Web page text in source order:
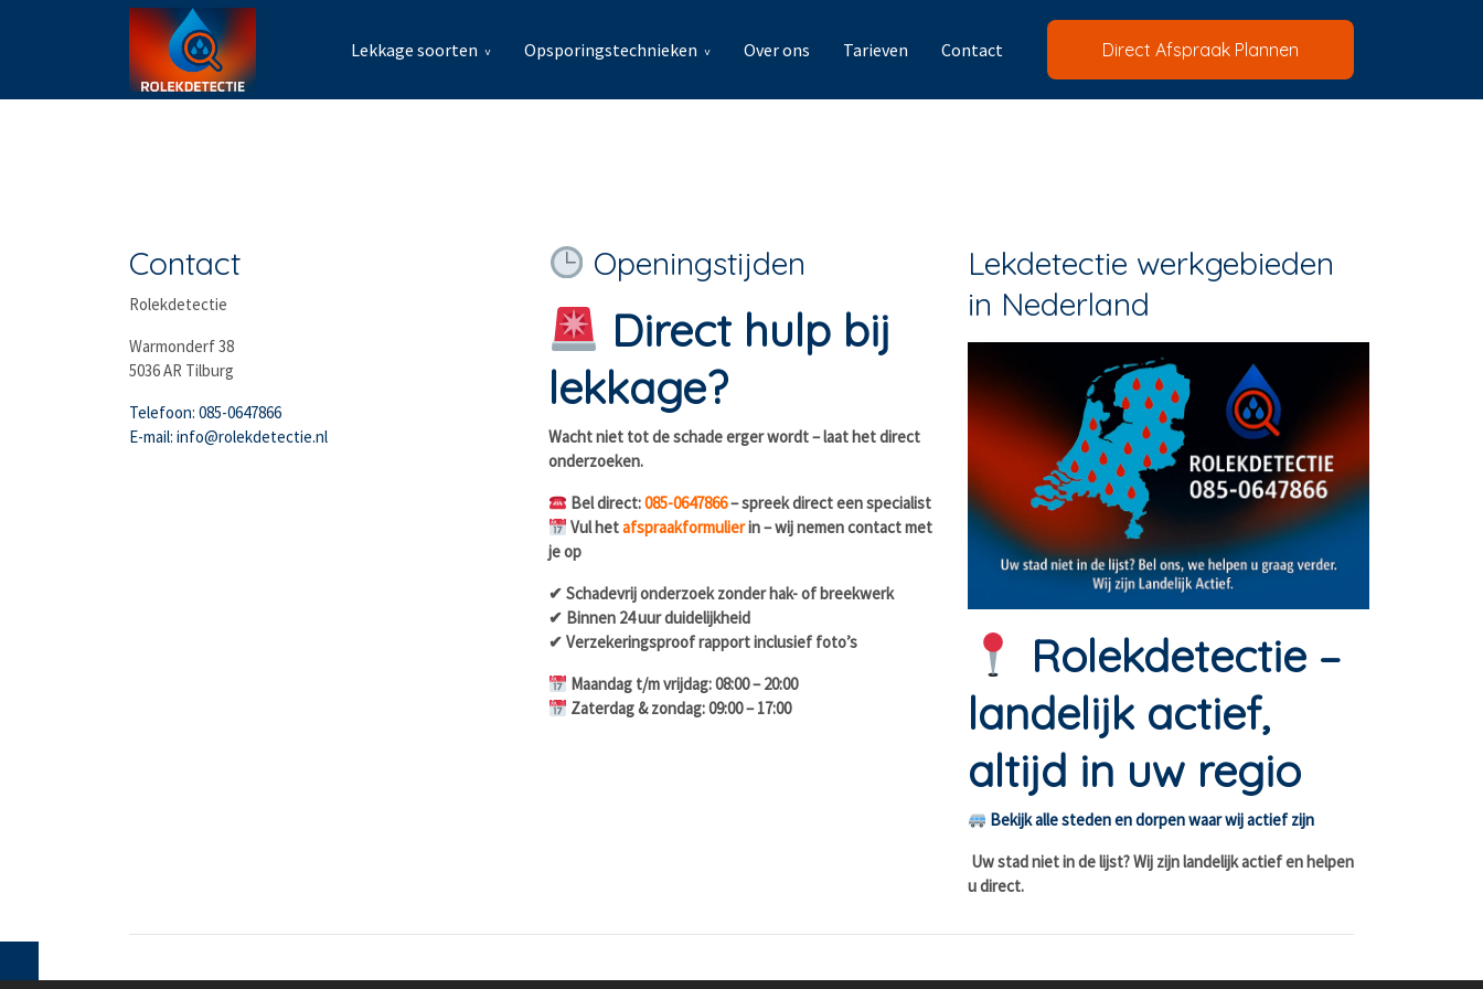
Lekkage soorten Opsporingstechnieken Over ons Tarieven Contact Direct Afspraak Plannen
Contact
Rolekdetectie
Warmonderf 38
5036 AR Tilburg
Telefoon: 085-0647866
E-mail: info@rolekdetectie.nl
Openingstijden
Direct hulp bij
lekkage?
Wacht niet tot de schade erger wordt – laat het direct
onderzoeken.
Bel direct:085-0647866– spreek direct een specialist
Vul hetafspraakformulierin – wij nemen contact met
je op
✔ Schadevrij onderzoek zonder hak- of breekwerk
✔ Binnen 24 uur duidelijkheid
✔ Verzekeringsproof rapport inclusief foto’s
Maandag t/m vrijdag: 08:00 – 20:00
Zaterdag & zondag: 09:00 – 17:00
Lekdetectie werkgebieden
in Nederland
Rolekdetectie –
landelijk actief,
altijd in uw regio
Bekijk alle steden en dorpen waar wij actief zijn
Uw stad niet in de lijst? Wij zijn landelijk actief en helpen
u direct.